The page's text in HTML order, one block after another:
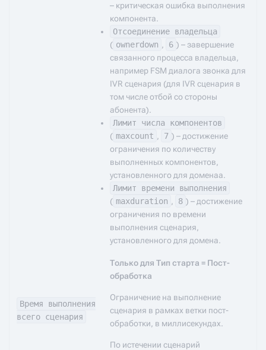
– критическая ошибка выполнения
компонента.
Отсоединение владельца
( ownerdown , 6 ) – завершение
связанного процесса владельца,
например FSM диалога звонка для
IVR сценария (для IVR сценария в
том числе отбой со стороны
абонента).
Лимит числа компонентов
( maxcount , 7 ) – достижение
ограничения по количеству
выполненных компонентов,
установленного для доменаа.
Лимит времени выполнения
( maxduration , 8 ) – достижение
ограничения по времени
выполнения сценария,
установленного для домена.
Время выполнения
всего сценария
Только для Тип старта = Пост-
обработка
Ограничение на выполнение
сценария в рамках ветки пост-
обработки, в миллисекундах.
По истечении сценарий